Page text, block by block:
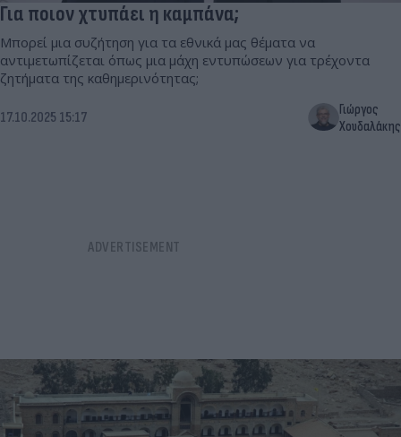
Για ποιον χτυπάει η καμπάνα;
Μπορεί μια συζήτηση για τα εθνικά μας θέματα να
αντιμετωπίζεται όπως μια μάχη εντυπώσεων για τρέχοντα
ζητήματα της καθημερινότητας;
17.10.2025 15:17
Γιώργος
Χουδαλάκης